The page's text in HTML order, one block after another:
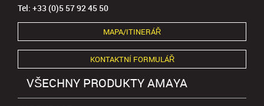
Tel: +33 (0)5 57 92 45 50
MAPA/ITINERÁŘ
KONTAKTNÍ FORMULÁŘ
VŠECHNY PRODUKTY AMAYA